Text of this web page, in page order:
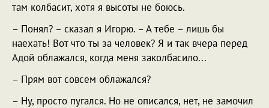
там колбасит, хотя я высоты не боюсь.
– Понял? – сказал я Игорю. – А тебе – лишь бы
наехать! Вот что ты за человек? Я и так вчера перед
Адой облажался, когда меня заколбасило...
– Прям вот совсем облажался?
– Ну, просто пугался. Но не описался, нет, не замочил